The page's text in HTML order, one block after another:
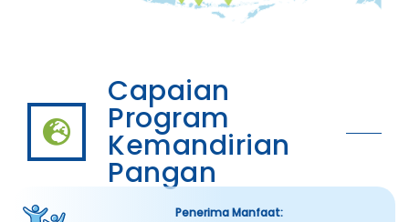
Capaian
Program
Kemandirian
Pangan
Penerima Manfaat: